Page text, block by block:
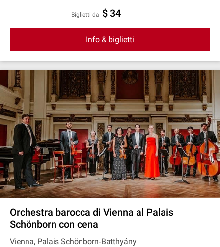
Biglietti da $ 34
Info & biglietti
Orchestra barocca di Vienna al Palais
Schönborn con cena
Vienna, Palais Schönborn‐Batthyány